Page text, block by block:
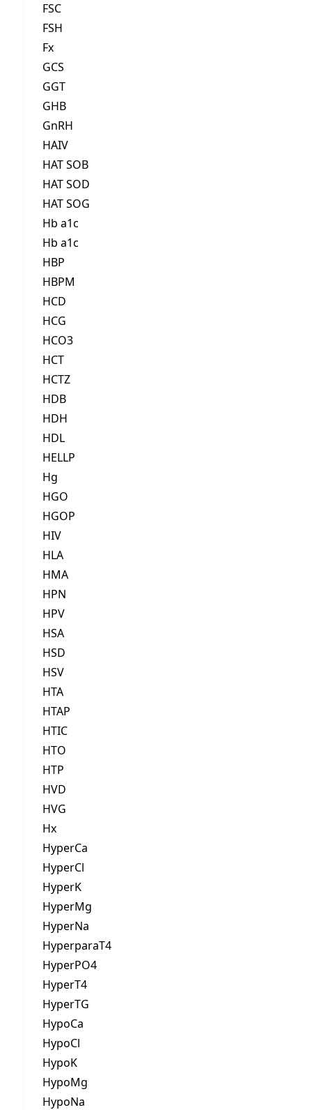
FSC
FSH
Fx
GCS
GGT
GHB
GnRH
HAIV
HAT SOB
HAT SOD
HAT SOG
Hb a1c
Hb a1c
HBP
HBPM
HCD
HCG
HCO3
HCT
HCTZ
HDB
HDH
HDL
HELLP
Hg
HGO
HGOP
HIV
HLA
HMA
HPN
HPV
HSA
HSD
HSV
HTA
HTAP
HTIC
HTO
HTP
HVD
HVG
Hx
HyperCa
HyperCl
HyperK
HyperMg
HyperNa
HyperparaT4
HyperPO4
HyperT4
HyperTG
HypoCa
HypoCl
HypoK
HypoMg
HypoNa